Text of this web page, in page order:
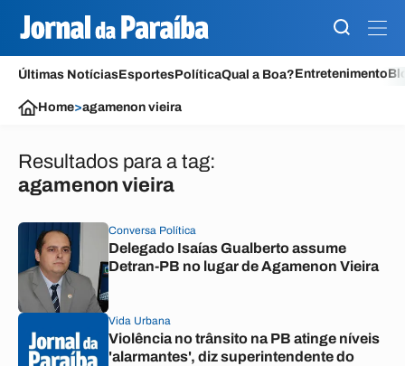
Últimas NotíciasEsportesPolíticaQual a Boa?Entretenimento
Home>agamenon vieira
Resultados para a tag:
agamenon vieira
Conversa Política
Delegado Isaías Gualberto assume
Detran-PB no lugar de Agamenon Vieira
Vida Urbana
Violência no trânsito na PB atinge níveis
'alarmantes', diz superintendente do